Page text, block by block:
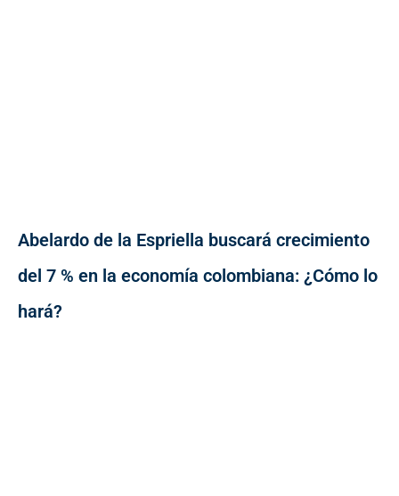
Abelardo de la Espriella buscará crecimiento
del 7 % en la economía colombiana: ¿Cómo lo
hará?